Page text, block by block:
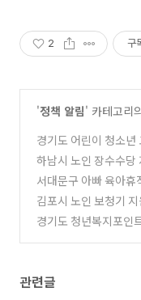
2 구
'정책 알림' 카테고리
경기도 어린이 청소년
는 법
(0)
하남시 노인 장수수당
(0)
서대문구 아빠 육아
는 법
(0)
김포시 노인 보청기
내
(0)
경기도 청년복지포인
관련글